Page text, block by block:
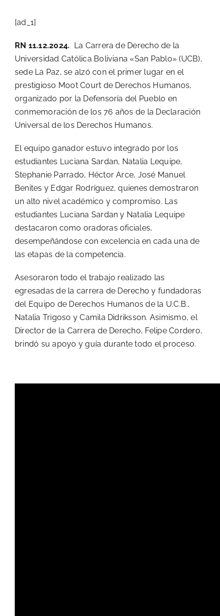
[ad_1]
RN 11.12.2024. La Carrera de Derecho de la
Universidad Católica Boliviana «San Pablo» (UCB),
sede La Paz, se alzó con el primer lugar en el
prestigioso Moot Court de Derechos Humanos,
organizado por la Defensoría del Pueblo en
conmemoración de los 76 años de la Declaración
Universal de los Derechos Humanos.
El equipo ganador estuvo integrado por los
estudiantes Luciana Sardan, Natalia Lequipe,
Stephanie Parrado, Héctor Arce, José Manuel
Benites y Edgar Rodríguez, quienes demostraron
un alto nivel académico y compromiso. Las
estudiantes Luciana Sardan y Natalia Lequipe
destacaron como oradoras oficiales,
desempeñándose con excelencia en cada una de
las etapas de la competencia.
Asesoraron todo el trabajo realizado las
egresadas de la carrera de Derecho y fundadoras
del Equipo de Derechos Humanos de la U.C.B.,
Natalia Trigoso y Camila Didriksson. Asimismo, el
Director de la Carrera de Derecho, Felipe Cordero,
brindó su apoyo y guía durante todo el proceso.